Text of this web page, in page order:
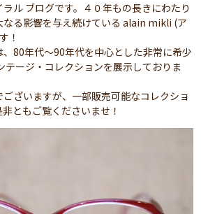
ル ブログです。４０年もの長きにわたり
なる影響を与え続けている alain mikli (ア
！
80年代～90年代を中心とした非常に希少
テージ・コレクションを展示しておりま
ざいますが、一部販売可能なコレクショ
ともご覧くださいませ！